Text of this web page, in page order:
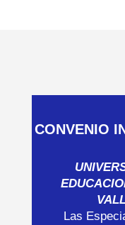
CONVENIO
Las